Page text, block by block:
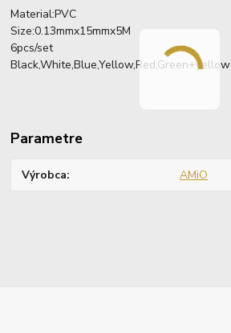
Material:PVC
Size:0.13mmx15mmx5M
6pcs/set
Black,White,Blue,Yellow,Red,Green+yellow
Parametre
Výrobca AMiO